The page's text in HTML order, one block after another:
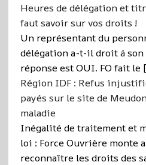
Heures de délégation et
faut savoir sur vos droits !
Un représentant du
délégation a-t-il droit à
réponse est OUI. FO fait le
Région IDF : Refus
payés sur le site de
maladie
Inégalité de traitement et
loi : Force Ouvrière monte
reconnaître les droits des